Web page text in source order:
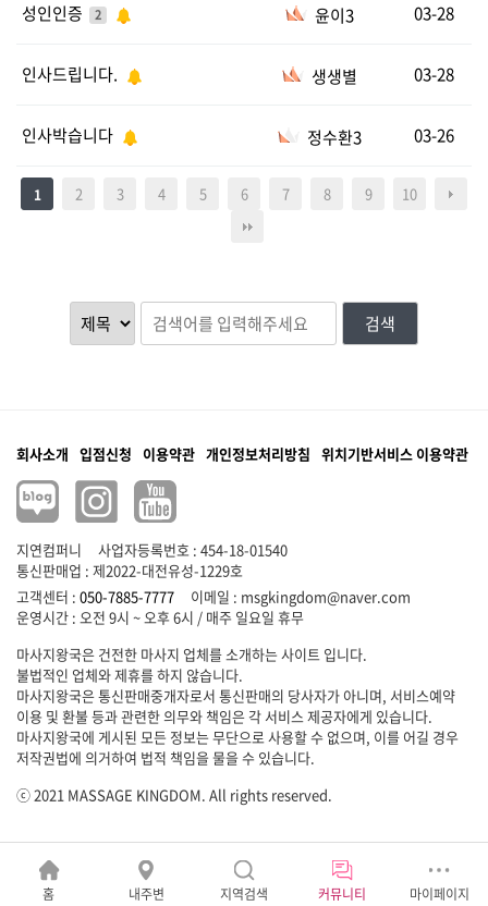
홈 내주변 지역검색 커뮤니티 마이페이지
성인인증 2 윤이3 03-28
인사드립니다. 생생별 03-28
인사박습니다 정수환3 03-26
1 2 3 4 5 6 7 8 9 10
검색
회사소개 입점신청 이용약관 개인정보처리방침 위치기반서비스 이용약관
지연컴퍼니
사업자등록번호 : 454-18-01540
통신판매업 : 제2022-대전유성-1229호
고객센터 : 050-7885-7777 이메일 : msgkingdom@naver.com
마사지왕국은 건전한 마사지 업체를 소개하는 사이트 입니다.
불법적인 업체와 제휴를 하지 않습니다.
마사지왕국은 통신판매중개자로서 통신판매의 당사자가 아니며, 서비스예약
이용 및 환불 등과 관련한 의무와 책임은 각 서비스 제공자에게 있습니다.
마사지왕국에 게시된 모든 정보는 무단으로 사용할 수 없으며, 이를 어길 경우
저작권법에 의거하여 법적 책임을 물을 수 있습니다.
ⓒ 2021 MASSAGE KINGDOM. All rights reserved.